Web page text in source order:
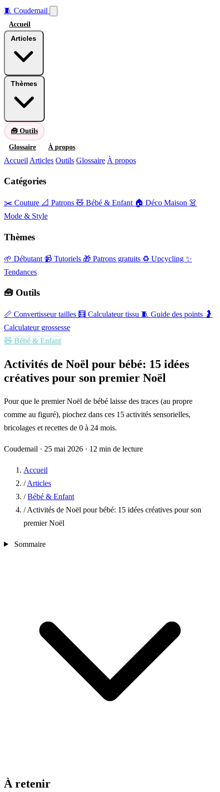
🧵 Coudemail
Accueil
🧰 Outils
Glossaire À propos
Accueil Articles Outils Glossaire À propos
Catégories
✂️ Couture 📐 Patrons 🧸 Bébé & Enfant 🏠 Déco Maison 👗
Mode & Style
Thèmes
🌱 Débutant 📹 Tutoriels 🎁 Patrons gratuits ♻️ Upcycling ✨
Tendances
🧰 Outils
📏 Convertisseur tailles 🧮 Calculateur tissu 🧵 Guide des points 🤰
Calculateur grossesse
🧸 Bébé & Enfant
Activités de Noël pour bébé: 15 idées
créatives pour son premier Noël
Pour que le premier Noël de bébé laisse des traces (au propre
comme au figuré), piochez dans ces 15 activités sensorielles,
bricolages et recettes de 0 à 24 mois.
Coudemail · 25 mai 2026 · 12 min de lecture
Accueil
/ Articles
/ Bébé & Enfant
/ Activités de Noël pour bébé: 15 idées créatives pour son
premier Noël
Sommaire
À retenir